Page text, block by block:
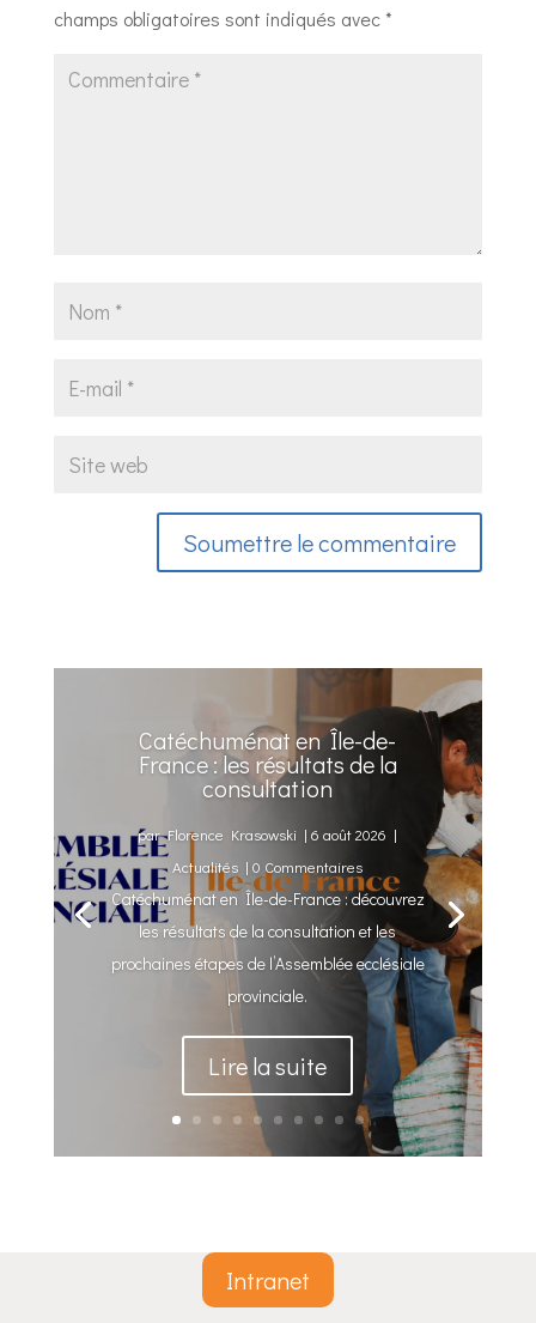
champs obligatoires sont indiqués avec*
Soumettre le commentaire
Catéchuménat en Île-de-
France : les résultats de la
consultation
parFlorence Krasowski |6 août 2026 |
Actualités | 0 Commentaires
Catéchuménat en Île-de-France : découvrez
les résultats de la consultation et les
prochaines étapes de l’Assemblée ecclésiale
provinciale.
Lire la suite
Intranet